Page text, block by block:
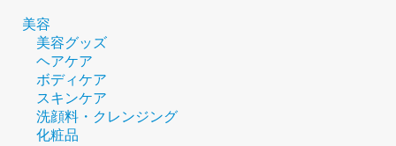
美容
美容グッズ
ヘアケア
ボディケア
スキンケア
洗顔料・クレンジング
化粧品